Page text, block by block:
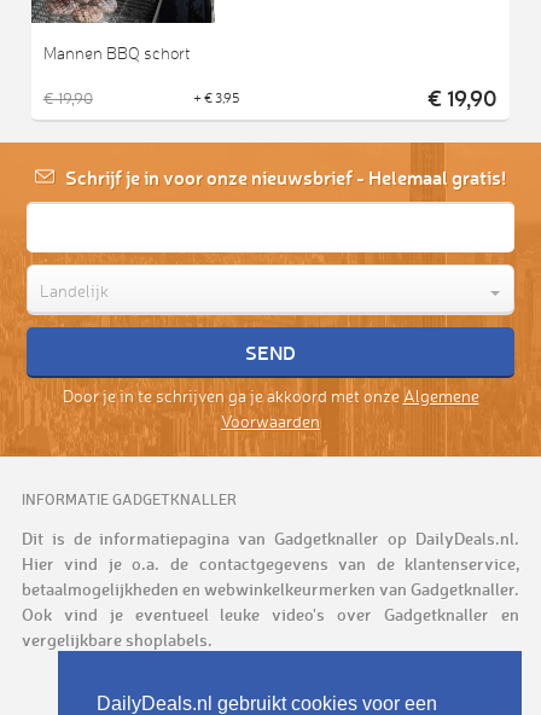
DailyDeals.nl gebruikt cookies voor een
Mannen BBQ schort
€ 19,90 + € 3,95 € 19,90
Schrijf je in voor onze nieuwsbrief - Helemaal gratis!
Landelijk
Door je in te schrijven ga je akkoord met onze Algemene
Voorwaarden
INFORMATIE GADGETKNALLER
Dit is de informatiepagina van Gadgetknaller op DailyDeals.nl.
Hier vind je o.a. de contactgegevens van de klantenservice,
betaalmogelijkheden en webwinkelkeurmerken van Gadgetknaller.
Ook vind je eventueel leuke video's over Gadgetknaller en
vergelijkbare shoplabels.